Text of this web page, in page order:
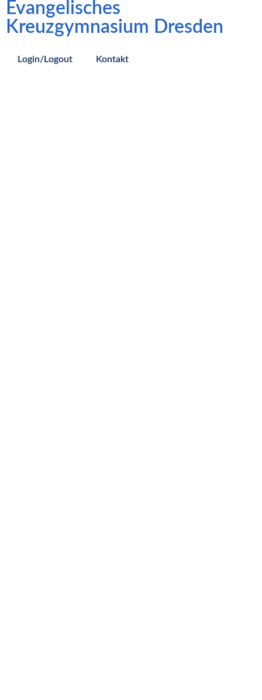
Evangelisches
Kreuzgymnasium Dresden
Login/Logout Kontakt